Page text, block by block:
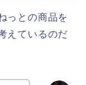
っとの商品を
えているのだ